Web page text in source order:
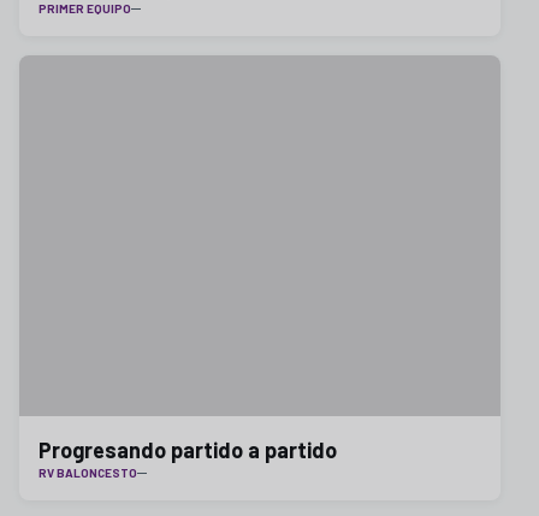
PRIMER EQUIPO
Progresando partido a partido
RV BALONCESTO